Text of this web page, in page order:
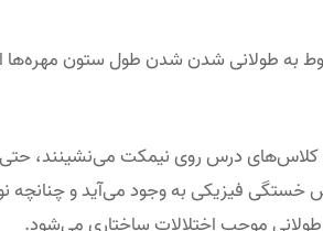
به طولانی شدن شدن طول ستون
کلاس‌های درس روی نیمکت می‌نشینند، حتی
خستگی فیزیکی به وجود می‌آید و چنانچه
موجب اختلالات ساختاری می‌شود.